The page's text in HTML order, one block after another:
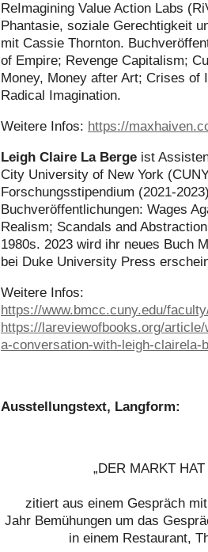
ReImagining Value Action Labs
Phantasie, soziale Gerechtigkeit
mit Cassie Thornton.
of Empire; Revenge Capitalism;
Money, Money after Art; Crises of
Radical Imagination.
Weitere Infos: https://
Leigh Claire La Berge ist
City University of New York
Forschungsstipendium (2021-
Buchveröffentlichungen: Wages
Realism; Scandals and
1980s. 2023 wird ihr neues Buch
bei Duke University Press
Weitere Infos:
https://www.bmcc.cuny.edu/
https://lareviewofbooks.org/
a-conversation-with-leigh-clairela-
Ausstellungstext, Langform:
„DER MARKT
zitiert aus einem Gespräch
Jahr Bemühungen um das
in einem Restaurant,